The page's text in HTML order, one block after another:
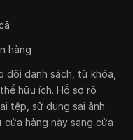
hàng
dõi danh sách, từ khóa,
hữu ích. Hồ sơ rõ
tệp, sử dụng sai ảnh
hàng này sang cửa